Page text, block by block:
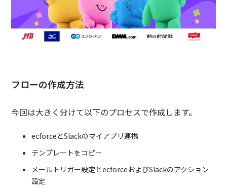
フローの作成方法
今回は大きく分けて以下のプロセスで作成します。
ecforceとSlackのマイアプリ連携
テンプレートをコピー
メールトリガー設定とecforceおよびSlackのアクション
設定